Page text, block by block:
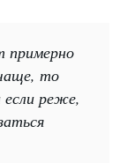
примерно
то
реже,